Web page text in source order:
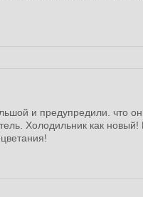
и предупредили. что
Холодильник как